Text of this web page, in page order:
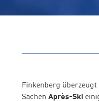
Finkenberg
Sachen Après-Ski